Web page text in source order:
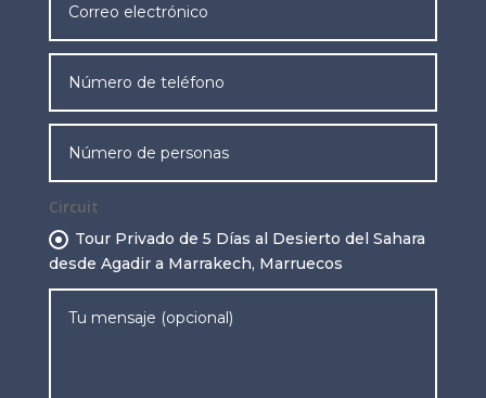
Circuit
Tour Privado de 5 Días al Desierto del Sahara
desde Agadir a Marrakech, Marruecos